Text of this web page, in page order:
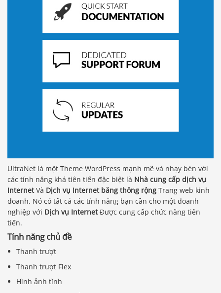
UltraNet là một Theme WordPress mạnh mẽ và nhạy bén với
các tính năng khá tiên tiến đặc biệt là Nhà cung cấp dịch vụ
InternetVà Dịch vụ Internet băng thông rộng Trang web kinh
doanh. Nó có tất cả các tính năng bạn cần cho một doanh
nghiệp với Dịch vụ InternetĐược cung cấp chức năng tiên
tiến.
Tính năng chủ đề
Thanh trượt
Thanh trượt Flex
Hình ảnh tĩnh